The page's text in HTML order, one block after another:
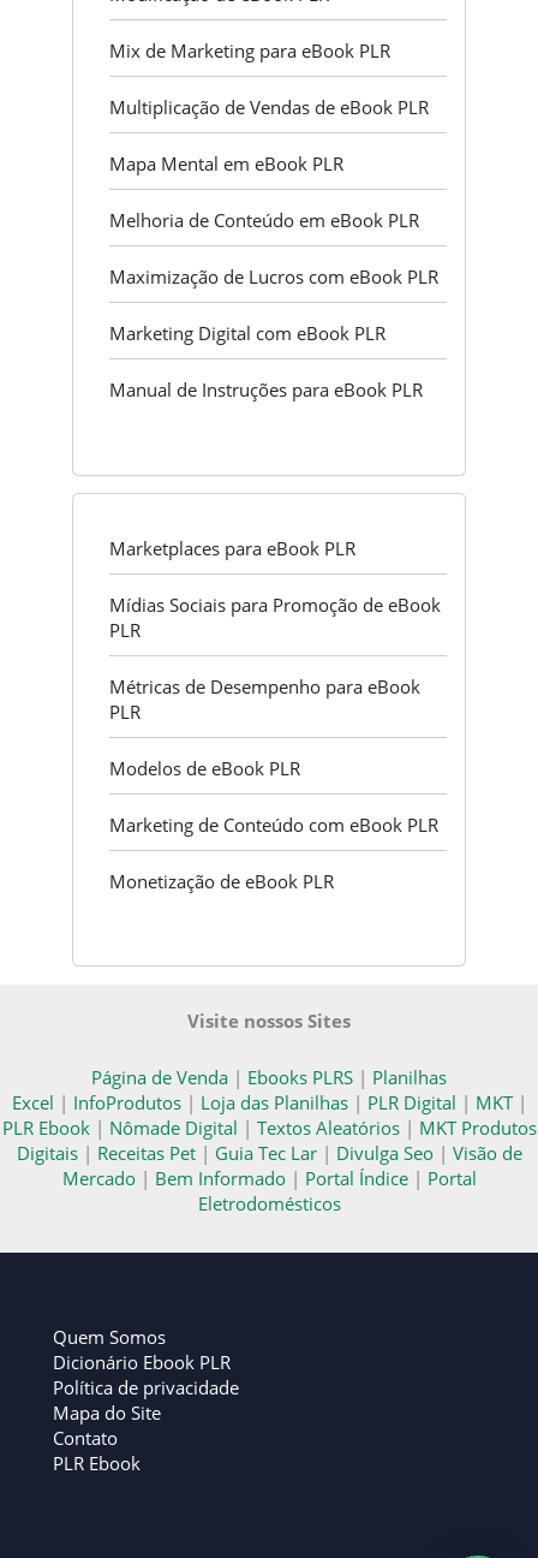
Mix de Marketing para eBook PLR
Multiplicação de Vendas de eBook PLR
Mapa Mental em eBook PLR
Melhoria de Conteúdo em eBook PLR
Maximização de Lucros com eBook PLR
Marketing Digital com eBook PLR
Manual de Instruções para eBook PLR
Marketplaces para eBook PLR
Mídias Sociais para Promoção de eBook
PLR
Métricas de Desempenho para eBook
PLR
Modelos de eBook PLR
Marketing de Conteúdo com eBook PLR
Monetização de eBook PLR
Visite nossos Sites
Página de Venda | Ebooks PLRS | Planilhas
Excel | InfoProdutos| Loja das Planilhas| PLR Digital | MKT|
PLR Ebook| Nômade Digital | Textos Aleatórios| MKT Produtos
Digitais| Receitas Pet| Guia Tec Lar| Divulga Seo| Visão de
Mercado| Bem Informado| Portal Índice| Portal
Eletrodomésticos
Quem Somos
Dicionário Ebook PLR
Política de privacidade
Mapa do Site
Contato
PLR Ebook